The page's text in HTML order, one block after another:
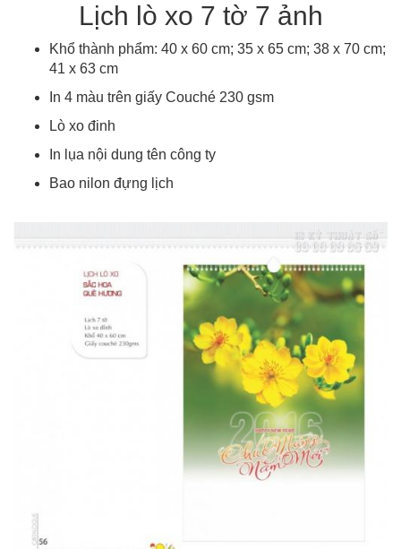
Lịch lò xo 7 tờ 7 ảnh
Khổ thành phẩm: 40 x 60 cm; 35 x 65 cm; 38 x 70 cm;
41 x 63 cm
In 4 màu trên giấy Couché 230 gsm
Lò xo đinh
In lụa nội dung tên công ty
Bao nilon đựng lịch